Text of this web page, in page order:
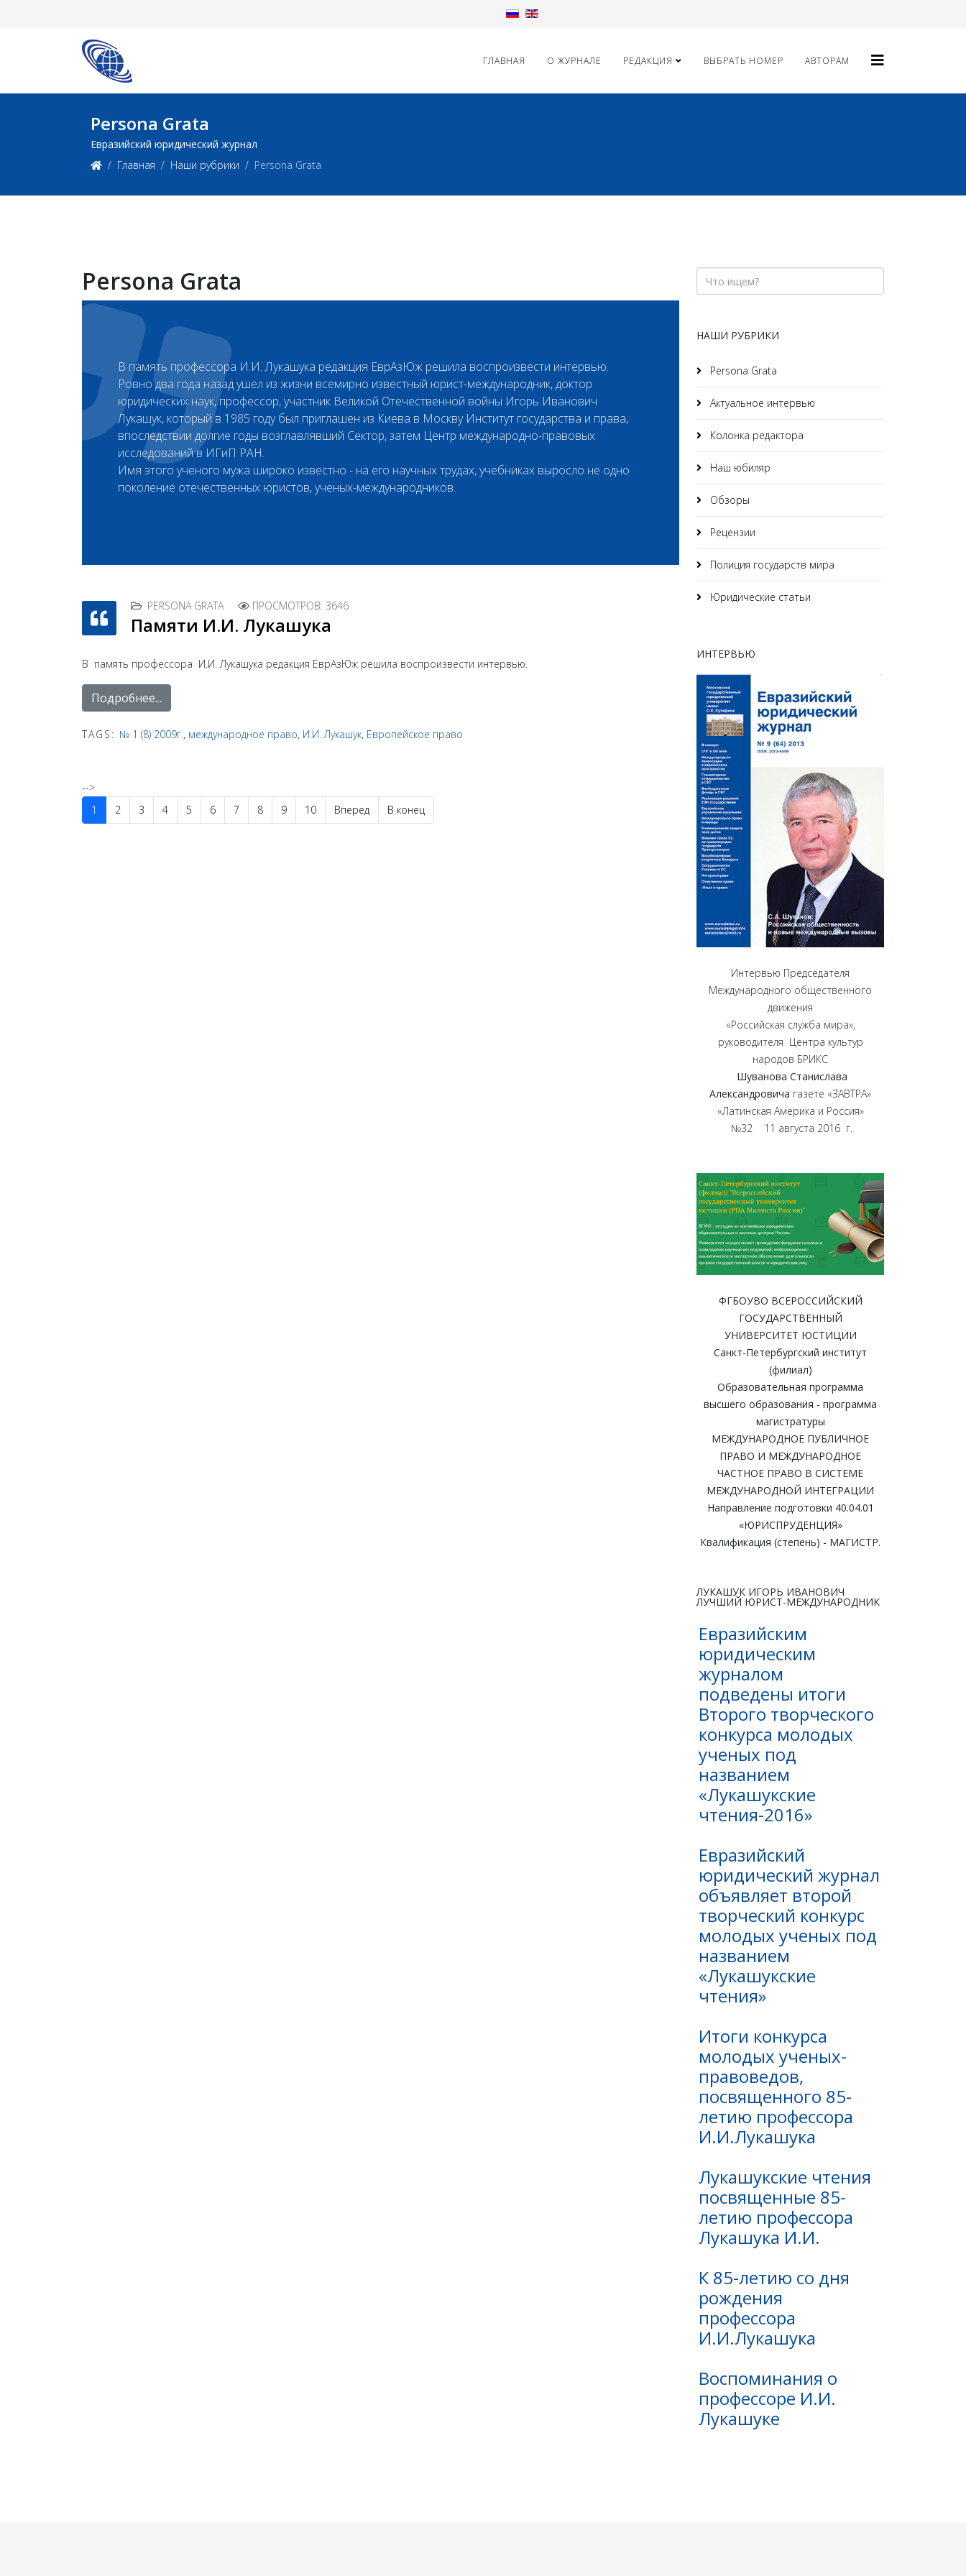
ГЛАВНАЯ О ЖУРНАЛЕ РЕДАКЦИЯ ВЫБРАТЬ НОМЕР АВТОРАМ
Persona Grata
Евразийский юридический журнал
Главная
Наши рубрики Persona Grata
Persona Grata
В память профессора И.И. Лукашука редакция ЕврАзЮж решила воспроизвести интервью.
Ровно два года назад ушел из жизни всемирно известный юрист-международник, доктор
юридических наук, профессор, участник Великой Отечественной войны Игорь Иванович
Лукашук, который в 1985 году был приглашен из Киева в Москву Институт государства и права,
впоследствии долгие годы возглавлявший Сектор, затем Центр международно-правовых
исследований в ИГиП РАН.
Имя этого ученого мужа широко известно - на его научных трудах, учебниках выросло не одно
поколение отечественных юристов, ученых-международников.
PERSONA GRATA ПРОСМОТРОВ: 3646
Памяти И.И. Лукашука
В память профессора И.И. Лукашука редакция ЕврАзЮж решила воспроизвести интервью.
Подробнее...
TAGS: № 1 (8) 2009г., международное право, И.И. Лукашук, Европейское право
-->
1
2 3 4 5 6 7 8 9 10 Вперед В конец
НАШИ РУБРИКИ
Persona Grata
Актуальное интервью
Колонка редактора
Наш юбиляр
Обзоры
Рецензии
Полиция государств мира
Юридические статьи
ИНТЕРВЬЮ
Интервью Председателя
Международного общественного
движения
«Российская служба мира»,
руководителя Центра культур
народов БРИКС
Шуванова Станислава
Александровича газете «ЗАВТРА»
«Латинская Америка и Россия»
№32 11 августа 2016 г.
ФГБОУВО ВСЕРОССИЙСКИЙ
ГОСУДАРСТВЕННЫЙ
УНИВЕРСИТЕТ ЮСТИЦИИ
Санкт-Петербургский институт
(филиал)
Образовательная программа
высшего образования - программа
магистратуры
МЕЖДУНАРОДНОЕ ПУБЛИЧНОЕ
ПРАВО И МЕЖДУНАРОДНОЕ
ЧАСТНОЕ ПРАВО В СИСТЕМЕ
МЕЖДУНАРОДНОЙ ИНТЕГРАЦИИ
Направление подготовки 40.04.01
«ЮРИСПРУДЕНЦИЯ»
Квалификация (степень) - МАГИСТР.
ЛУКАШУК ИГОРЬ ИВАНОВИЧ
ЛУЧШИЙ ЮРИСТ-МЕЖДУНАРОДНИК
Евразийским
юридическим
журналом
подведены итоги
Второго творческого
конкурса молодых
ученых под
названием
«Лукашукские
чтения-2016»
Евразийский
юридический журнал
объявляет второй
творческий конкурс
молодых ученых под
названием
«Лукашукские
чтения»
Итоги конкурса
молодых ученых-
правоведов,
посвященного 85-
летию профессора
И.И.Лукашука
Лукашукские чтения
посвященные 85-
летию профессора
Лукашука И.И.
К 85-летию со дня
рождения
профессора
И.И.Лукашука
Воспоминания о
профессоре И.И.
Лукашуке